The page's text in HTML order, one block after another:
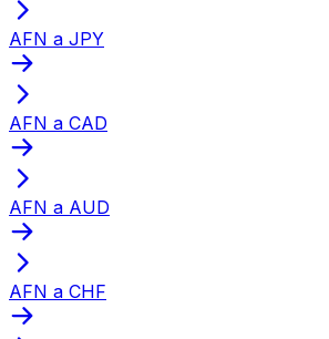
AFN a JPY
AFN a CAD
AFN a AUD
AFN a CHF